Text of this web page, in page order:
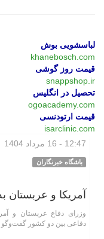
لباسشویی بوش
khanebosch.com
قیمت روز گوشی
snappshop.ir
تحصیل در انگلیس
ogoacademy.com
قیمت ارتودنسی
isarclinic.com
12:47 - 16 مرداد 1404
باشگاه خبرنگاران
آمریکا و عربستان
وزرای دفاع عربستان و
دفاعی بین دو کشور گفت‌و‌گو